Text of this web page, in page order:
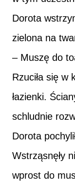
Dorota
zielona na
– Muszę do
Rzuciła się w
łazienki.
schludnie
Dorota
Wstrząsnęły
wprost do